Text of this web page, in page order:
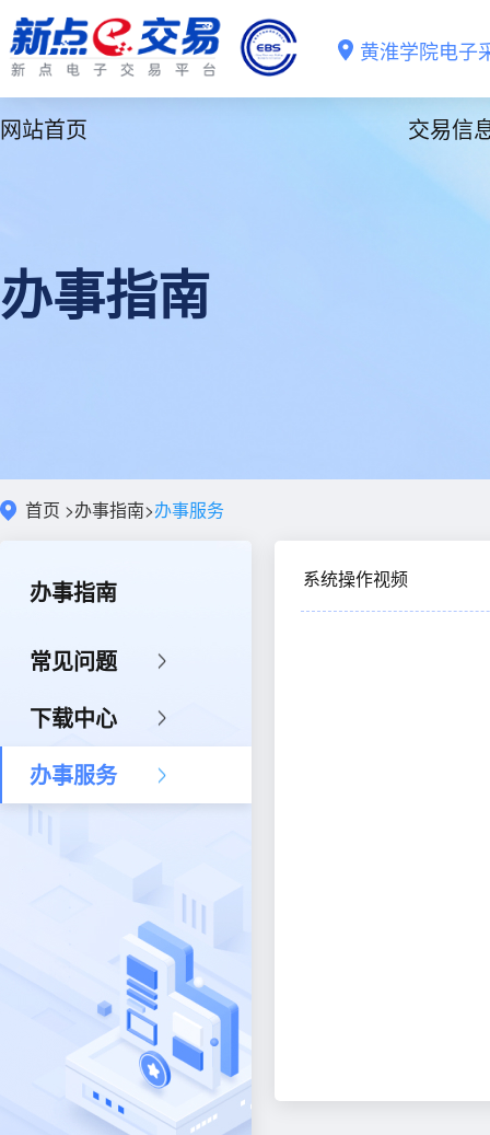
黄淮学院电子
网站首页 交易信
办事指南
首页 >办事指南>办事服务
办事指南
常见问题
下载中心
办事服务
系统操作视频